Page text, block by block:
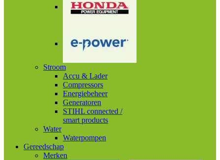
Stroom
Accu & Lader
Compressors
Energiebeheer
Generatoren
STIHL connected /
smart products
Water
Waterpompen
Gereedschap
Merken